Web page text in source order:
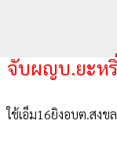
จับผญบ.ยะห
ใช้เอ็ม16ยิงอบต.สงข